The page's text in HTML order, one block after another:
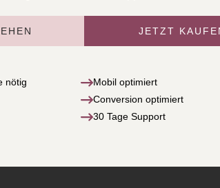
JETZT
nötig
Mobil optimiert
Conversion optimiert
30 Tage Support